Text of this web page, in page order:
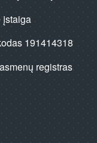
įstaiga
191414318
registras